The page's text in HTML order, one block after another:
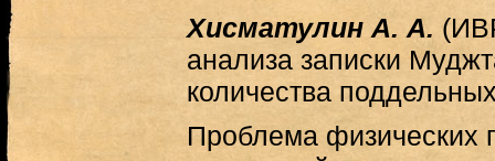
Хисматулин А. А.
анализа записки
количества
Проблема физических